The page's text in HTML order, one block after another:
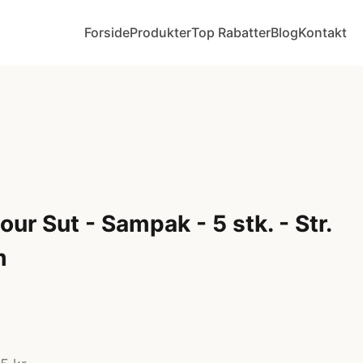
ForsideProdukterTop RabatterBlogKontakt
Sut - Sampak - 5 stk. - Str.